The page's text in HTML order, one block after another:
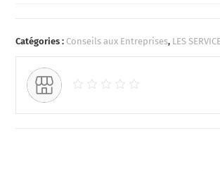
Catégories : Conseils aux Entreprises, LES